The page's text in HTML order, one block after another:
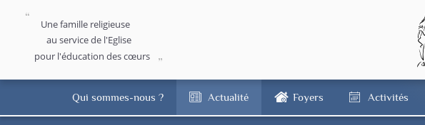
Une famille religieuse
au service de l'Eglise
pour l'éducation des cœurs
Qui sommes-nous ? Actualité Foyers Activités